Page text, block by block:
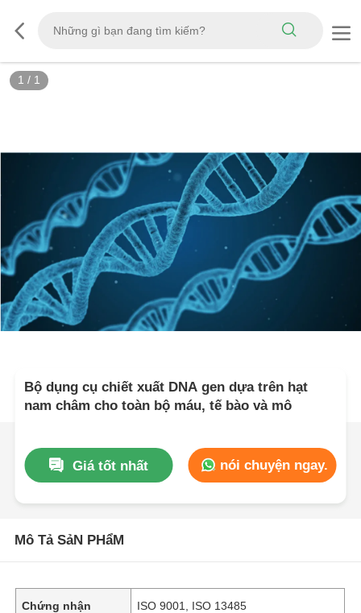
1 / 1
Bộ dụng cụ chiết xuất DNA gen dựa trên hạt
nam châm cho toàn bộ máu, tế bào và mô
Giá tốt nhất nói chuyện ngay.
Mô Tả SảN PHẩM
Chứng nhận ISO 9001, ISO 13485